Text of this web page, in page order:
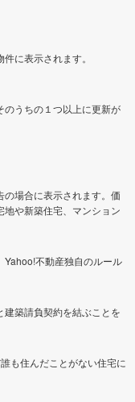
に表示されます。
のうちの１つ以上に更新が
場合に表示されます。価
や新築住宅、マンション
不動産独自のルール
築請負契約を結ぶことを
も住んだことがない住宅に